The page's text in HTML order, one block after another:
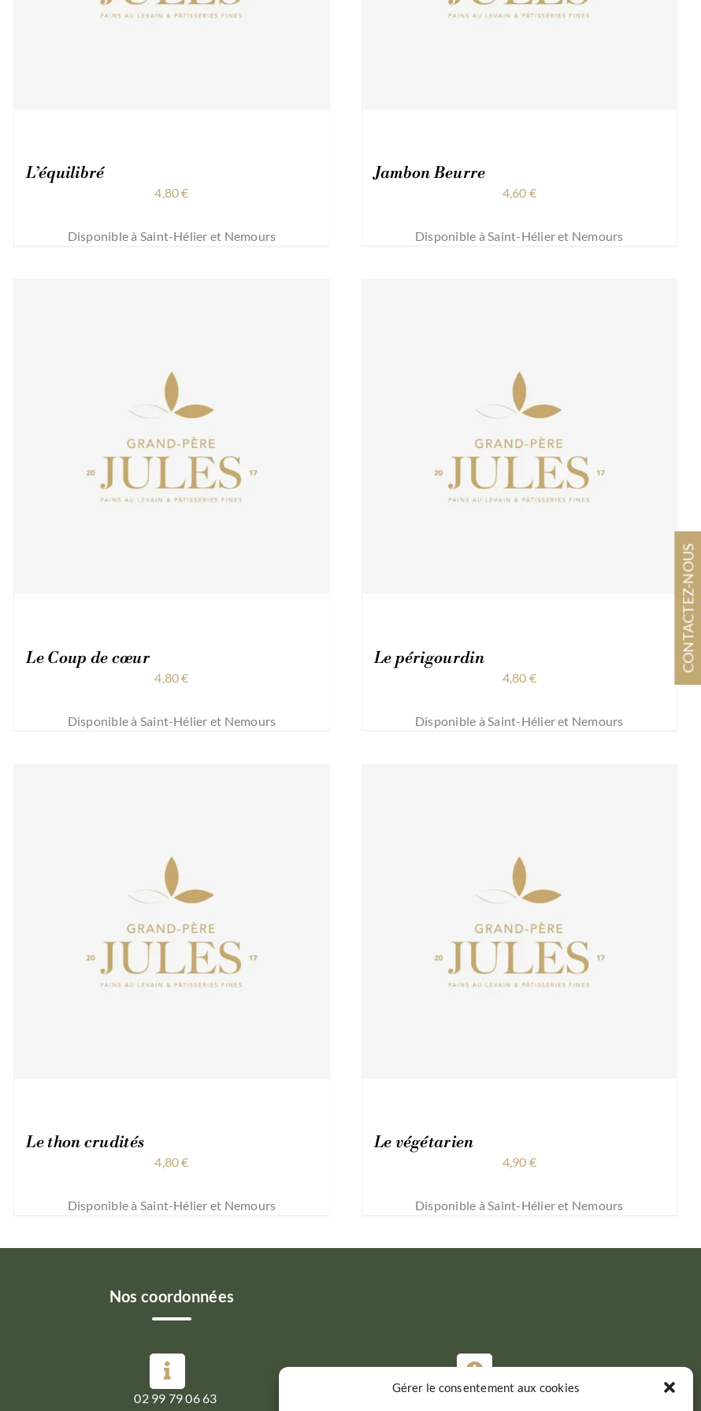
Gérer le consentement aux cookies
L’équilibré
4,80€
Disponible à Saint-Hélier et Nemours
Jambon Beurre
4,60 €
Disponible à Saint-Hélier et Nemours
Le Coup de cœur
4,80€
Disponible à Saint-Hélier et Nemours
Le périgourdin
4,80 €
Disponible à Saint-Hélier et Nemours
Le thon crudités
4,80€
Disponible à Saint-Hélier et Nemours
Le végétarien
4,90 €
Disponible à Saint-Hélier et Nemours
Nos coordonnées
02 99 79 06 63
CONTACTEZ-NOUS